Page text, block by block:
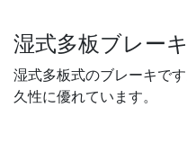
湿式多板ブレーキ
湿式多板式のブレーキで
久性に優れています。